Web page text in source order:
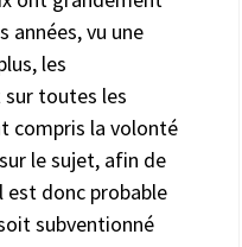
années, vu une
les
sur toutes les
compris la volonté
le sujet, afin de
est donc probable
subventionné